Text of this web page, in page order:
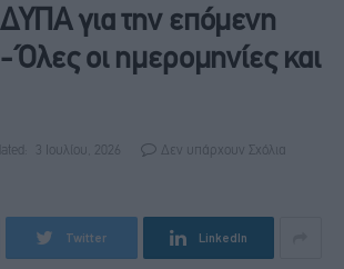
για την επόμενη
Όλες οι ημερομηνίες και
3 Ιουλίου, 2026 Δεν υπάρχουν Σχόλια
Twitter LinkedIn